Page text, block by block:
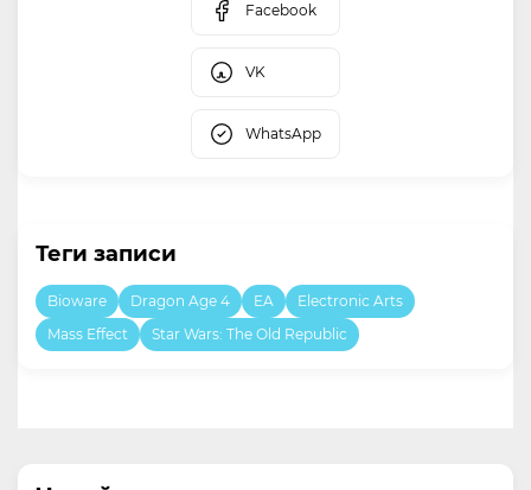
Facebook
VK
WhatsApp
Теги записи
Bioware Dragon Age 4 EA
Electronic Arts
Mass Effect
Star Wars: The Old Republic